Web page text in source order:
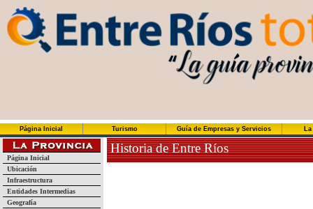
Página Inicial Turismo Guía de Empresas y Servicios
Página Inicial
Ubicación
Infraestructura
Entidades Intermedias
Geografía
Historia de Entre Ríos